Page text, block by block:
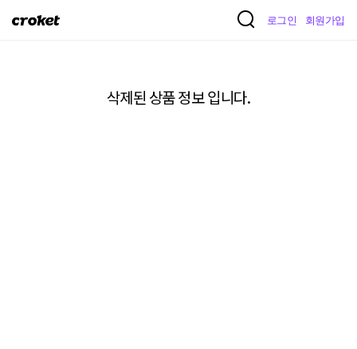
크
로그인 회원가입
삭제된 상품 정보 입니다.